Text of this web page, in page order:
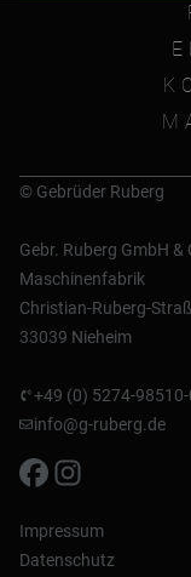
© Gebrüder Ruberg
Gebr. Ruberg GmbH &
Maschinenfabrik
Christian-Ruberg-
33039 Nieheim
+49 (0) 5274-98510-
info@g-ruberg.de
Impressum
Datenschutz